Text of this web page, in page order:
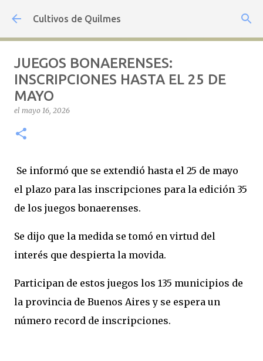
Ir al contenido principal
Cultivos de Quilmes
JUEGOS BONAERENSES:
INSCRIPCIONES HASTA EL 25 DE
MAYO
el mayo 16, 2026
Se informó que se extendió hasta el 25 de mayo
el plazo para las inscripciones para la edición 35
de los juegos bonaerenses.
Se dijo que la medida se tomó en virtud del
interés que despierta la movida.
Participan de estos juegos los 135 municipios de
la provincia de Buenos Aires y se espera un
número record de inscripciones.